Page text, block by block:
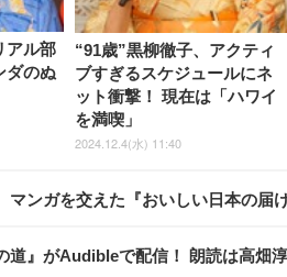
アル部
ダのぬ
“91歳”黒柳徹子、アクティ
ブすぎるスケジュールにネ
ット衝撃！ 現在は「ハワイ
を満喫」
2024.12.4(水) 11:40
ンガを交えた『おいしい日本の届
道』がAudibleで配信！ 朗読は高畑